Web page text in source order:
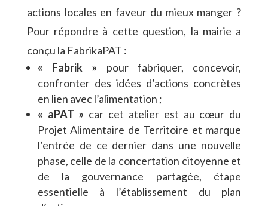
actions locales en faveur du mieux manger ?
Pour répondre à cette question, la mairie a
conçu la FabrikaPAT :
« Fabrik » pour fabriquer, concevoir,
confronter des idées d’actions concrètes
en lien avec l’alimentation ;
« aPAT » car cet atelier est au cœur du
Projet Alimentaire de Territoire et marque
l’entrée de ce dernier dans une nouvelle
phase, celle de la concertation citoyenne et
de la gouvernance partagée, étape
essentielle à l’établissement du plan